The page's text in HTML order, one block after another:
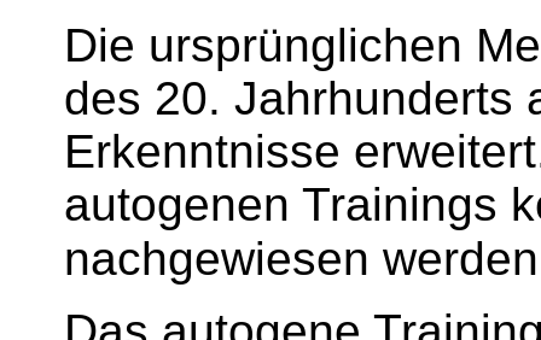
Die ursprünglichen
des 20. Jahrhunderts
Erkenntnisse
autogenen Trainings
nachgewiesen